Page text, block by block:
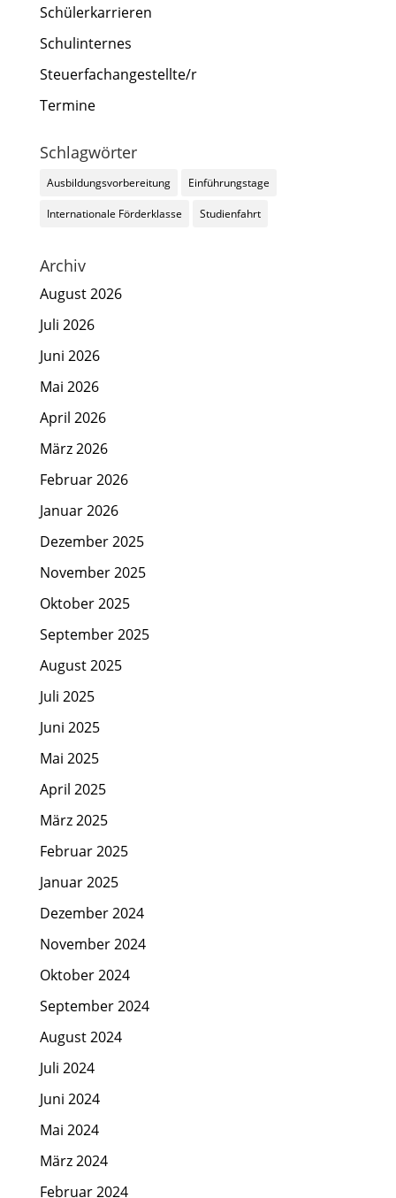
Schülerkarrieren
Schulinternes
Steuerfachangestellte/r
Termine
Schlagwörter
Ausbildungsvorbereitung Einführungstage
Internationale Förderklasse Studienfahrt
Archiv
August 2026
Juli 2026
Juni 2026
Mai 2026
April 2026
März 2026
Februar 2026
Januar 2026
Dezember 2025
November 2025
Oktober 2025
September 2025
August 2025
Juli 2025
Juni 2025
Mai 2025
April 2025
März 2025
Februar 2025
Januar 2025
Dezember 2024
November 2024
Oktober 2024
September 2024
August 2024
Juli 2024
Juni 2024
Mai 2024
März 2024
Februar 2024